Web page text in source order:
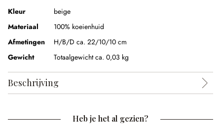
Kleur
beige
Materiaal
100% koeienhuid
Afmetingen
H/B/D ca. 22/10/10 cm
Gewicht
Totaalgewicht ca. 0,03 kg
Beschrijving
Heb je het al gezien?